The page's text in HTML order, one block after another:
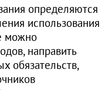
определяются
использования
можно
направить
обязательств,